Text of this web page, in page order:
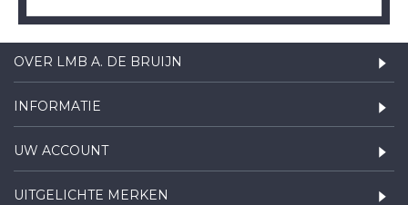
OVER LMB A. DE BRUIJN
INFORMATIE
UW ACCOUNT
UITGELICHTE MERKEN